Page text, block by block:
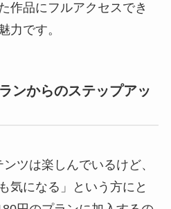
作品にフルアクセスでき
力です。
ンからのステップアッ
ツは楽しんでいるけど、
気になる」という方にと